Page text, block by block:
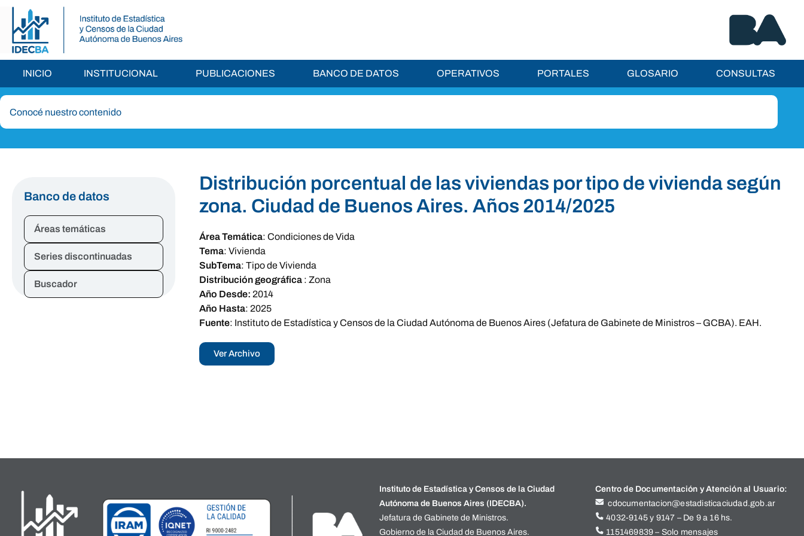
INICIO INSTITUCIONAL PUBLICACIONES BANCO DE DATOS OPERATIVOS PORTALES GLOSARIO CONSULTAS
Banco de datos
Áreas temáticas
Series discontinuadas
Buscador
Distribución porcentual de las viviendas por tipo de vivienda según
zona. Ciudad de Buenos Aires. Años 2014/2025
Área Temática: Condiciones de Vida
Tema: Vivienda
SubTema: Tipo de Vivienda
Distribución geográfica : Zona
Año Desde: 2014
Año Hasta: 2025
Fuente: Instituto de Estadística y Censos de la Ciudad Autónoma de Buenos Aires (Jefatura de Gabinete de Ministros – GCBA). EAH.
Ver Archivo
Instituto de Estadística y Censos de la Ciudad
Autónoma de Buenos Aires (IDECBA).
Jefatura de Gabinete de Ministros.
Gobierno de la Ciudad de Buenos Aires.
Centro de Documentación y Atención al Usuario:
cdocumentacion@estadisticaciudad.gob.ar
4032-9145 y 9147 – De 9 a 16 hs.
1151469839 – Solo mensajes